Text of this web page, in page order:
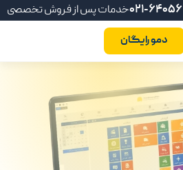
خدمات پس از فروش تخصصی021-64056
دمو رایگان